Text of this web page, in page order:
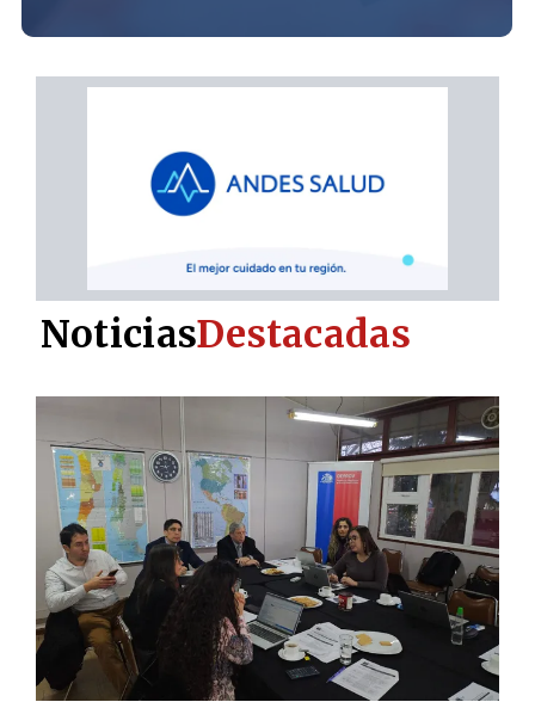
NoticiasDestacadas